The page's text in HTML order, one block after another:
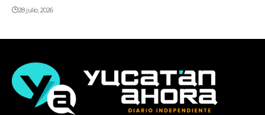
28 julio, 2026